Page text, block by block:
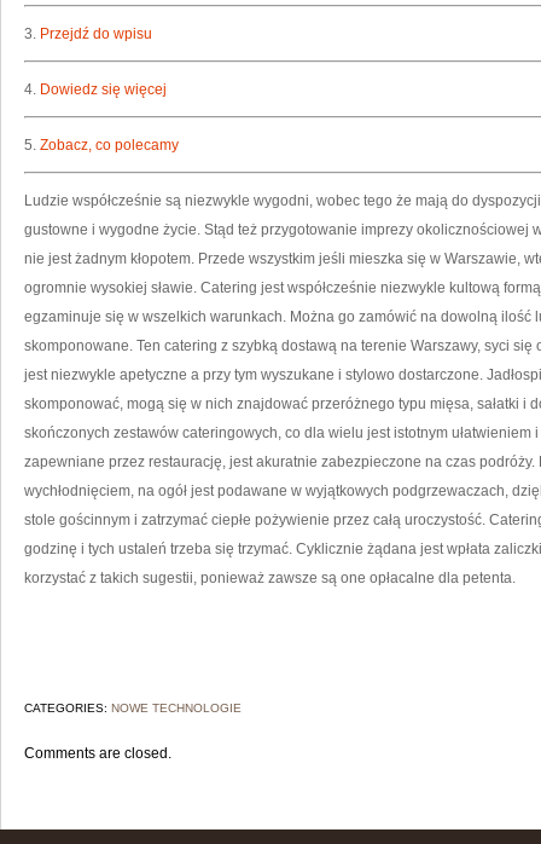
3. Przejdź do wpisu
4. Dowiedz się więcej
5. Zobacz, co polecamy
Ludzie współcześnie są niezwykle wygodni, wobec tego że mają do
gustowne i wygodne życie. Stąd też przygotowanie imprezy okolicznościowej
nie jest żadnym kłopotem. Przede wszystkim jeśli mieszka się w Warszawie,
ogromnie wysokiej sławie. Catering jest współcześnie niezwykle kultową
egzaminuje się w wszelkich warunkach. Można go zamówić na dowolną ilość
skomponowane. Ten catering z szybką dostawą na terenie Warszawy, syci
jest niezwykle apetyczne a przy tym wyszukane i stylowo dostarczone.
skomponować, mogą się w nich znajdować przeróżnego typu mięsa, sałatki i
skończonych zestawów cateringowych, co dla wielu jest istotnym
zapewniane przez restaurację, jest akuratnie zabezpieczone na czas
wychłodnięciem, na ogół jest podawane w wyjątkowych podgrzewaczach,
stole gościnnym i zatrzymać ciepłe pożywienie przez całą uroczystość.
godzinę i tych ustaleń trzeba się trzymać. Cyklicznie żądana jest wpłata
korzystać z takich sugestii, ponieważ zawsze są one opłacalne dla petenta.
CATEGORIES: NOWE TECHNOLOGIE
Comments are closed.